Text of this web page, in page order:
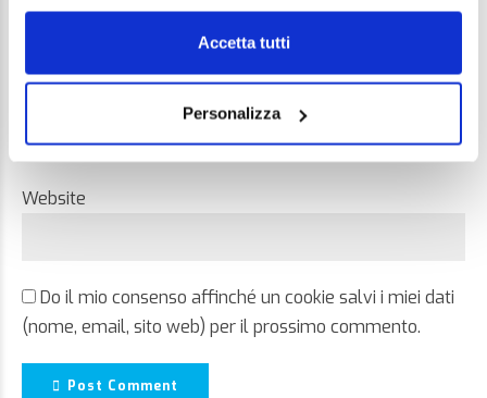
Accetta tutti
Personalizza
Website
Do il mio consenso affinché un cookie salvi i miei dati
(nome, email, sito web) per il prossimo commento.
Post Comment